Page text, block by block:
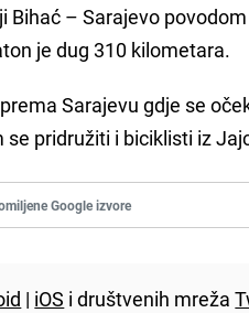
Bihać – Sarajevo
je dug 310 kilometara.
Sarajevu gdje se
pridružiti i biciklisti iz
Google izvore
| iOS i društvenih mreža